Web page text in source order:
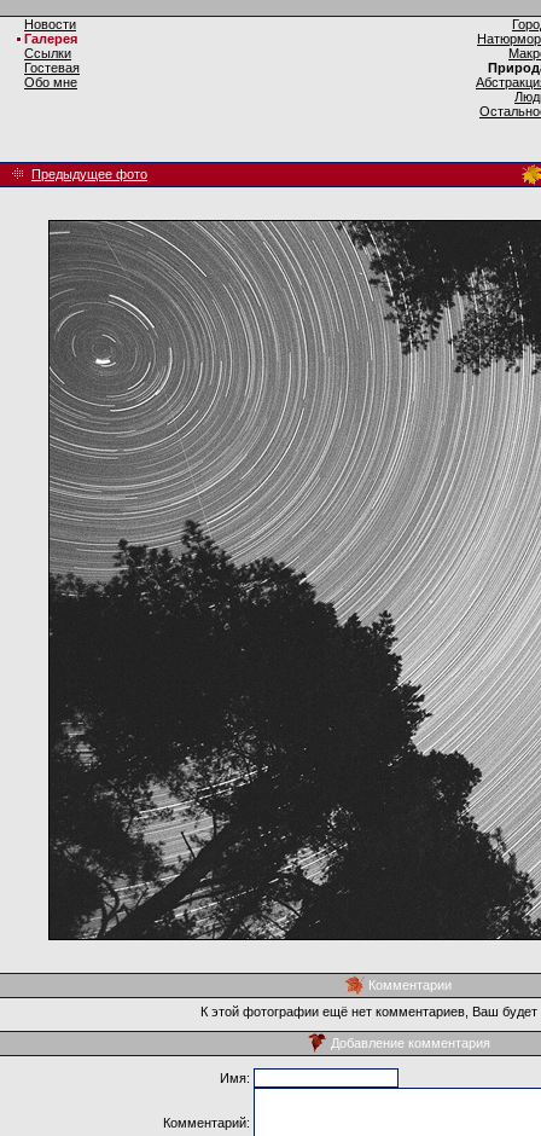
Новости
Галерея
Ссылки
Гостевая
Обо мне
Предыдущее фото
Комментарии
К этой фотографии ещё нет комментариев, Ваш
Добавление комментария
Имя:
Комментарий: